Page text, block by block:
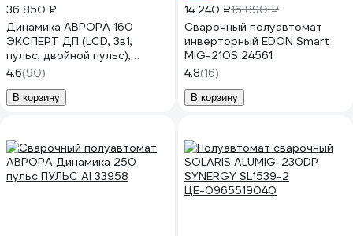
36 850 ₽
Динамика АВРОРА 160
ЭКСПЕРТ ДП (LCD, 3в1,
пульс, двойной пульс),
сварочный полуавтомат
37978
4.6(90)
В корзину
14 240 ₽16 890 ₽
Сварочный полуавтомат
инверторный EDON Smart
MIG-210S 24561
4.8(16)
В корзину